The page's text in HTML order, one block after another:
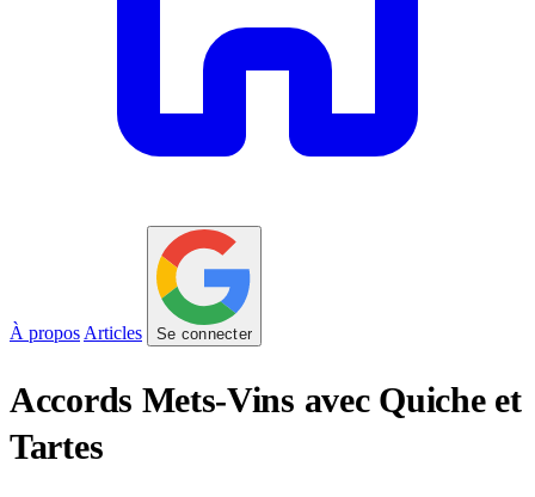
À propos Articles Se connecter
Accords Mets-Vins avec Quiche et
Tartes